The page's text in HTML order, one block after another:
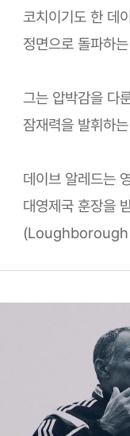
코치이기도 한 데
정면으로 돌파하
그는 압박감을 다
잠재력을 발휘하
데이브 알레드는
대영제국 훈장을
(Loughborough